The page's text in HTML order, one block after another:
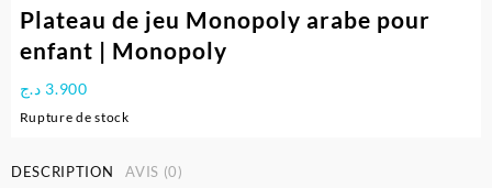
Plateau de jeu Monopoly arabe pour
enfant | Monopoly
3.900 د.ج
Rupture de stock
DESCRIPTION AVIS (0)